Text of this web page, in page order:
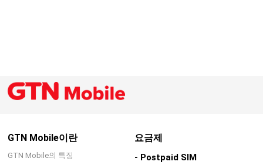
GTN Mobile이란
GTN Mobile의 특징
요금제
- Postpaid SIM